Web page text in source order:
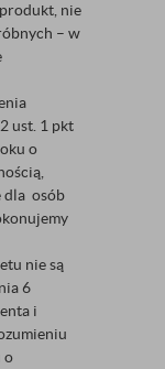
nie
– w
ust. 1 pkt
o
dla osób
nie są
6
i
o